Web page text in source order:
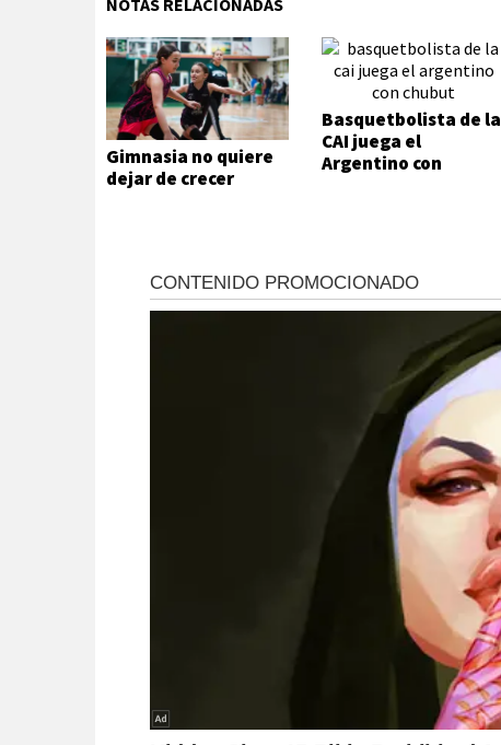
NOTAS RELACIONADAS
Gimnasia no quiere
dejar de crecer
Basquetbolista de la
CAI juega el
Argentino con